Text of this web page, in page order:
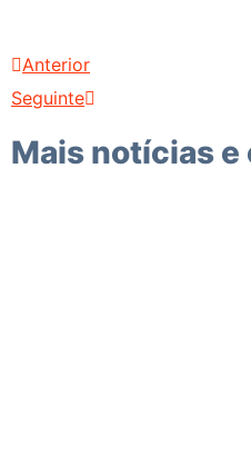
Anterior
Seguinte
Mais notícias e